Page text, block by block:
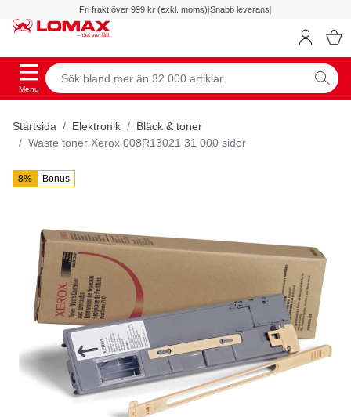
Fri frakt över 999 kr (exkl. moms)|Snabb leverans|
Menu
Startsida Elektronik
Bläck & toner
Waste toner Xerox 008R13021 31 000 sidor
8% Bonus